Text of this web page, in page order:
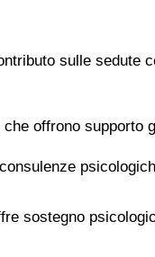
sulle sedute
offrono supporto
sostegno